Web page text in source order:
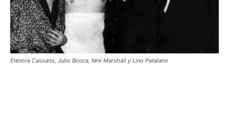
Elenora Cassano, Julio Bocca, Niní Marshall y Lino Patalano